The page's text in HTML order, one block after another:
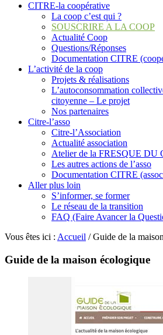
CITRE-la coopérative
La coop c’est qui ?
SOUSCRIRE A LA COOP
Actualité Coop
Questions/Réponses
Documentation CITRE
L’activité de la coop
Projets & réalisations
L’autoconsommation
citoyenne – Le projet
Nos partenaires
Citre-l’asso
Citre-l’Association
Actualité association
Atelier de la FRESQUE DU
Les autres actions de l’asso
Documentation CITRE
Aller plus loin
S’informer, se former
Le réseau de la transition
FAQ (Faire Avancer la
Vous êtes ici : Accueil /Guide de la
Guide de la maison écologique